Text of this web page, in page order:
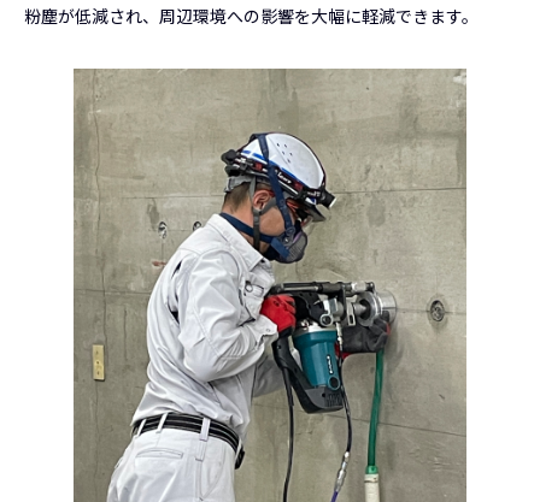
粉塵が低減され、周辺環境への影響を大幅に軽減できます。